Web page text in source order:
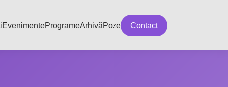
EvenimenteProgrameArhivăPoze Contact